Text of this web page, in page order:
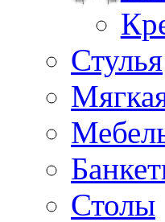
Стулья
Столы